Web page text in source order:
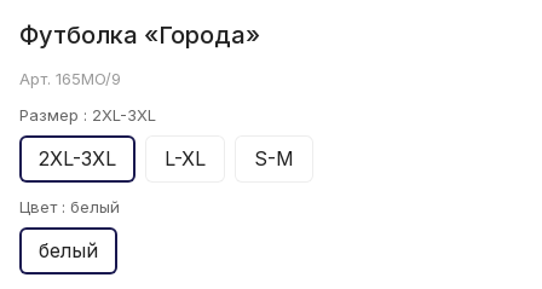
Футболка «Города»
Арт. 165MO/9
Размер : 2XL-3XL
2XL-3XL L-XL S-M
Цвет : белый
белый